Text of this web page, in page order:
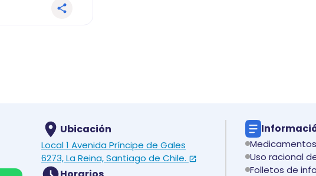
Ubicación
Local 1 Avenida Príncipe de Gales
6273, La Reina, Santiago de Chile.
Medicamentos
Uso racional
Folletos de